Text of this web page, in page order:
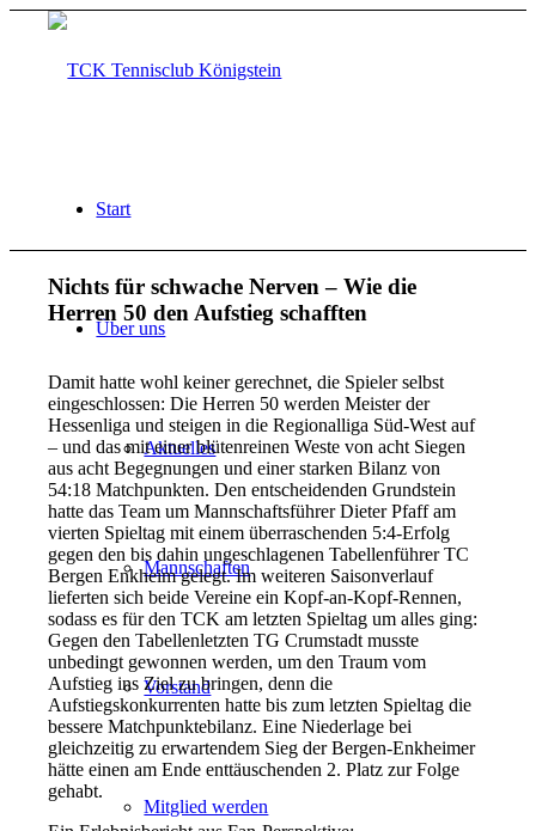
Start
Über uns
Aktuelles
Mannschaften
Vorstand
Mitglied werden
Nichts für schwache Nerven – Wie die
Herren 50 den Aufstieg schafften
Damit hatte wohl keiner gerechnet, die Spieler selbst
eingeschlossen: Die Herren 50 werden Meister der
Hessenliga und steigen in die Regionalliga Süd-West auf
– und das mit einer blütenreinen Weste von acht Siegen
aus acht Begegnungen und einer starken Bilanz von
54:18 Matchpunkten. Den entscheidenden Grundstein
hatte das Team um Mannschaftsführer Dieter Pfaff am
vierten Spieltag mit einem überraschenden 5:4-Erfolg
gegen den bis dahin ungeschlagenen Tabellenführer TC
Bergen Enkheim gelegt. Im weiteren Saisonverlauf
lieferten sich beide Vereine ein Kopf-an-Kopf-Rennen,
sodass es für den TCK am letzten Spieltag um alles ging:
Gegen den Tabellenletzten TG Crumstadt musste
unbedingt gewonnen werden, um den Traum vom
Aufstieg ins Ziel zu bringen, denn die
Aufstiegskonkurrenten hatte bis zum letzten Spieltag die
bessere Matchpunktebilanz. Eine Niederlage bei
gleichzeitig zu erwartendem Sieg der Bergen-Enkheimer
hätte einen am Ende enttäuschenden 2. Platz zur Folge
gehabt.